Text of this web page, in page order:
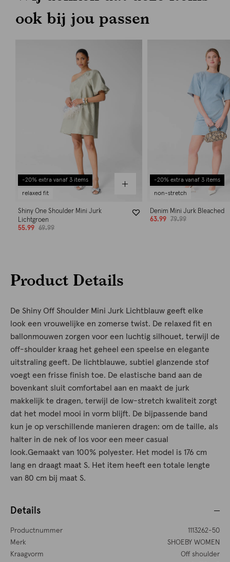
ook bij jou passen
-20% extra vanaf 3 items
relaxed fit
Shiny One Shoulder Mini Jurk
Lichtgroen
55.99
69.99
-20% extra vanaf 3 items
non-stretch
Denim Mini Jurk Bleached
63.99
79.99
Product Details
De Shiny Off Shoulder Mini Jurk Lichtblauw geeft elke
look een vrouwelijke en zomerse twist. De relaxed fit en
ballonmouwen zorgen voor een luchtig silhouet, terwijl de
off-shoulder kraag het geheel een speelse en elegante
uitstraling geeft. De lichtblauwe, subtiel glanzende stof
voegt een frisse finish toe. De elastische band aan de
bovenkant sluit comfortabel aan en maakt de jurk
makkelijk te dragen, terwijl de low-stretch kwaliteit zorgt
dat het model mooi in vorm blijft. De bijpassende band
kun je op verschillende manieren dragen: om de taille, als
halter in de nek of los voor een meer casual
look.Gemaakt van 100% polyester. Het model is 176 cm
lang en draagt maat S. Het item heeft een totale lengte
van 80 cm bij maat S.
Details
Productnummer
1113262-50
Merk
SHOEBY WOMEN
Kraagvorm
Off shoulder